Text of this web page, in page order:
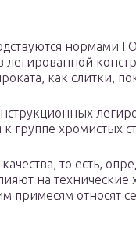
нормами
легированной
как слитки,
к группе хромистых
то есть,
на технические
примесям относят